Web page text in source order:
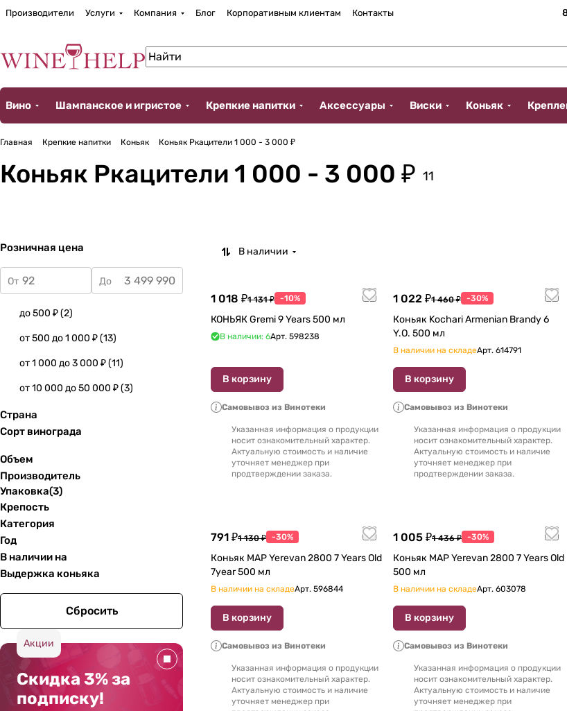
Производители Услуги Компания Блог Корпоративным клиентам Контакты
Вино Шампанское и игристое Крепкие напитки Аксессуары Виски Коньяк
Главная Крепкие напитки Коньяк Коньяк Ркацители 1 000 - 3 000 ₽
Коньяк Ркацители 1 000 - 3 000 ₽ 11
Розничная цена
От До
до 500 ₽(2)
от 500 до 1 000 ₽(13)
от 1 000 до 3 000 ₽(11)
от 10 000 до 50 000 ₽(3)
Страна
Сорт винограда
Объем
Производитель
Упаковка(3)
Крепость
Категория
Год
В наличии на
Выдержка коньяка
Сбросить
Акции
Скидка 3% за
подписку!
В наличии
1 018 ₽1 131 ₽ -10%
КОНЬЯК Gremi 9 Years 500 мл
В наличии: 6Арт. 598238
В корзину
Самовывоз из Винотеки
Указанная информация о продукции
носит ознакомительный характер.
Актуальную стоимость и наличие
уточняет менеджер при
продтверждении заказа.
1 022 ₽1 460 ₽ -30%
Коньяк Kochari Armenian Brandy 6
Y.O. 500 мл
В наличии на складеАрт. 614791
В корзину
Самовывоз из Винотеки
Указанная информация о продукции
носит ознакомительный характер.
Актуальную стоимость и наличие
уточняет менеджер при
продтверждении заказа.
791 ₽1 130 ₽ -30%
Коньяк MAP Yerevan 2800 7 Years Old
7year 500 мл
В наличии на складеАрт. 596844
В корзину
Самовывоз из Винотеки
Указанная информация о продукции
носит ознакомительный характер.
Актуальную стоимость и наличие
уточняет менеджер при
1 005 ₽1 436 ₽ -30%
Коньяк MAP Yerevan 2800 7 Years Old
500 мл
В наличии на складеАрт. 603078
В корзину
Самовывоз из Винотеки
Указанная информация о продукции
носит ознакомительный характер.
Актуальную стоимость и наличие
уточняет менеджер при